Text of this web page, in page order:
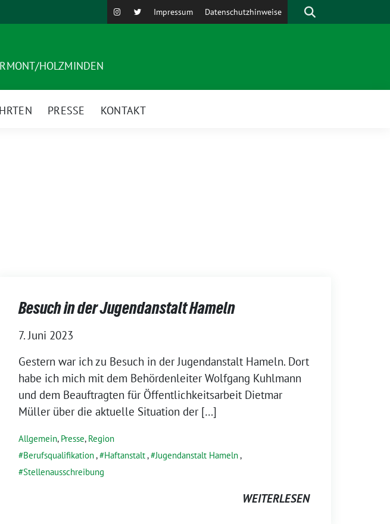
Impressum Datenschutzhinweise Suche
HOLZMINDEN
PRESSE KONTAKT
Besuch in der Jugendanstalt Hameln
7. Juni 2023
Gestern war ich zu Besuch in der Jugendanstalt Hameln. Dort
habe ich mich mit dem Behördenleiter Wolfgang Kuhlmann
und dem Beauftragten für Öffentlichkeitsarbeit Dietmar
Müller über die aktuelle Situation der […]
Allgemein, Presse, Region
Berufsqualifikation, Haftanstalt, Jugendanstalt Hameln,
Stellenausschreibung
WEITERLESEN